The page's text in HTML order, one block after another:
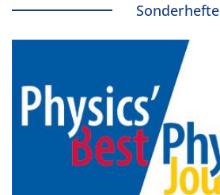
Sonderhefte